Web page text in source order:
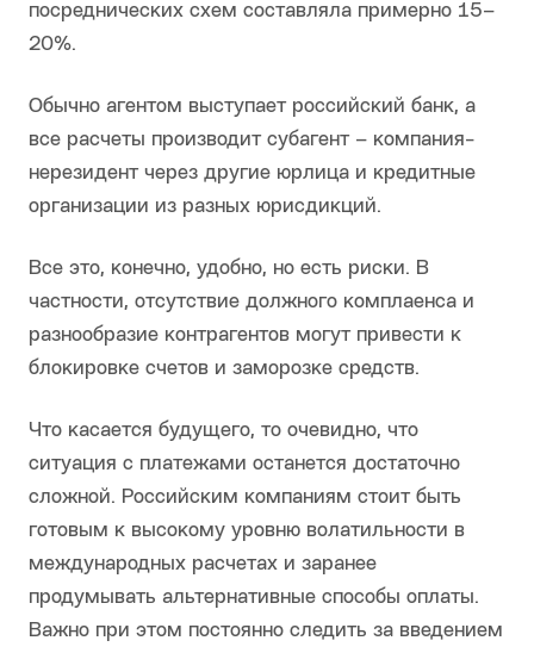
посреднических схем составляла примерно 15–
20%.
Обычно агентом выступает российский банк, а
все расчеты производит субагент – компания-
нерезидент через другие юрлица и кредитные
организации из разных юрисдикций.
Все это, конечно, удобно, но есть риски. В
частности, отсутствие должного комплаенса и
разнообразие контрагентов могут привести к
блокировке счетов и заморозке средств.
Что касается будущего, то очевидно, что
ситуация с платежами останется достаточно
сложной. Российским компаниям стоит быть
готовым к высокому уровню волатильности в
международных расчетах и заранее
продумывать альтернативные способы оплаты.
Важно при этом постоянно следить за введением